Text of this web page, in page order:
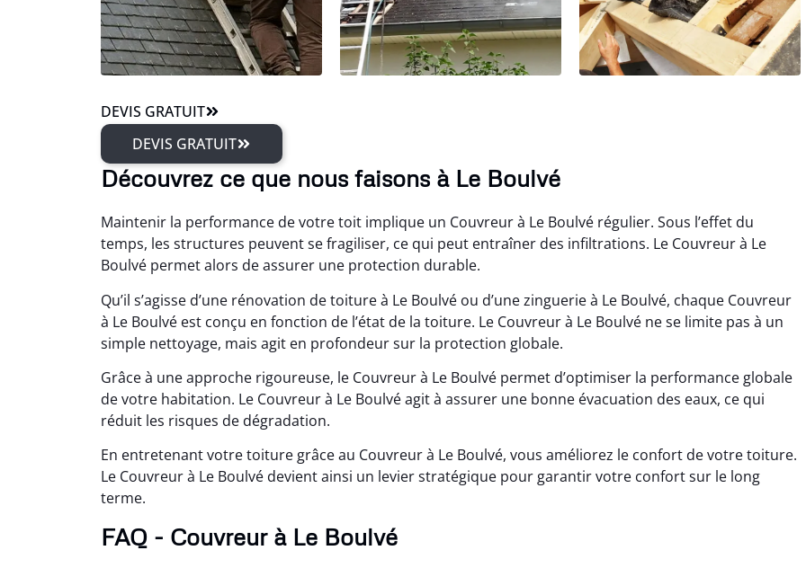
DEVIS GRATUIT
DEVIS GRATUIT
Découvrez ce que nous faisons à Le Boulvé
Maintenir la performance de votre toit implique un Couvreur à Le Boulvé régulier. Sous l’effet du
temps, les structures peuvent se fragiliser, ce qui peut entraîner des infiltrations. Le Couvreur à Le
Boulvé permet alors de assurer une protection durable.
Qu’il s’agisse d’une rénovation de toiture à Le Boulvé ou d’une zinguerie à Le Boulvé, chaque Couvreur
à Le Boulvé est conçu en fonction de l’état de la toiture. Le Couvreur à Le Boulvé ne se limite pas à un
simple nettoyage, mais agit en profondeur sur la protection globale.
Grâce à une approche rigoureuse, le Couvreur à Le Boulvé permet d’optimiser la performance globale
de votre habitation. Le Couvreur à Le Boulvé agit à assurer une bonne évacuation des eaux, ce qui
réduit les risques de dégradation.
En entretenant votre toiture grâce au Couvreur à Le Boulvé, vous améliorez le confort de votre toiture.
Le Couvreur à Le Boulvé devient ainsi un levier stratégique pour garantir votre confort sur le long
terme.
FAQ - Couvreur à Le Boulvé